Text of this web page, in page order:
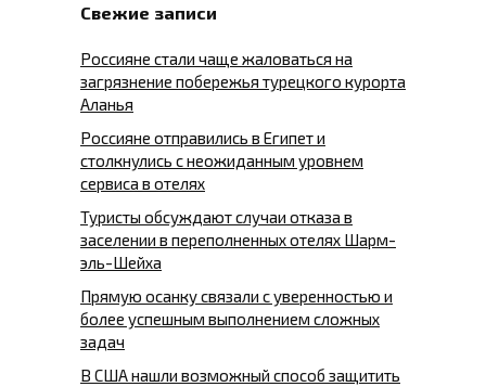
Свежие записи
Россияне стали чаще жаловаться на
загрязнение побережья турецкого курорта
Аланья
Россияне отправились в Египет и
столкнулись с неожиданным уровнем
сервиса в отелях
Туристы обсуждают случаи отказа в
заселении в переполненных отелях Шарм-
эль-Шейха
Прямую осанку связали с уверенностью и
более успешным выполнением сложных
задач
В США нашли возможный способ защитить